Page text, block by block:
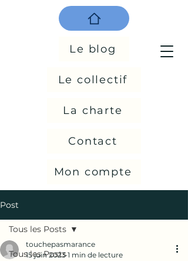
Le blog
Le collectif
La charte
Mon compte
Contact
Post
Tous les Posts
Tous les Posts
touchepasmarance
15 juin 2023 1 min de lecture